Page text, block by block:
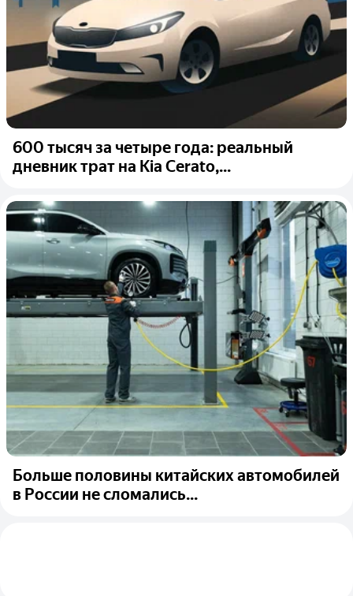
600 тысяч за четыре года: реальный
дневник трат на Kia Cerato,...
Больше половины китайских автомобилей
в России не сломались...